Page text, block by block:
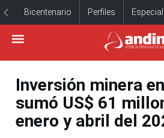
Bicentenario Perfiles
Inversión minera
sumó US$ 61
enero y abril del